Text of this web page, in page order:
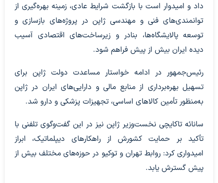
داد و امیدوار است با بازگشت شرایط عادی، زمینه بهره‌گیری از
توانمندی‌های فنی و مهندسی ژاپن در پروژه‌های بازسازی و
توسعه پالایشگاه‌ها، بنادر و زیرساخت‌های اقتصادی آسیب
دیده ایران بیش از پیش فراهم شود.
رئیس‌جمهور در ادامه خواستار مساعدت دولت ژاپن برای
تسهیل بهره‌برداری از منابع مالی و دارایی‌های ایران در ژاپن
به‌منظور تأمین کالاهای اساسی، تجهیزات پزشکی و دارو شد.
سانائه تاکایچی نخست‌وزیر ژاپن نیز در این گفت‌وگوی تلفنی با
تأکید بر حمایت کشورش از راهکارهای دیپلماتیک، ابراز
امیدواری کرد: روابط تهران و توکیو در حوزه‌های مختلف بیش از
پیش گسترش یابد.